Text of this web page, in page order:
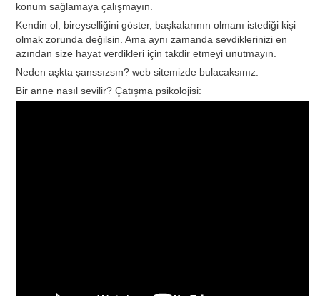
konum sağlamaya çalışmayın.
Kendin ol, bireyselliğini göster, başkalarının olmanı istediği kişi
olmak zorunda değilsin. Ama aynı zamanda sevdiklerinizi en
azından size hayat verdikleri için takdir etmeyi unutmayın.
Neden aşkta şanssızsın? web sitemizde bulacaksınız.
Bir anne nasıl sevilir? Çatışma psikolojisi: